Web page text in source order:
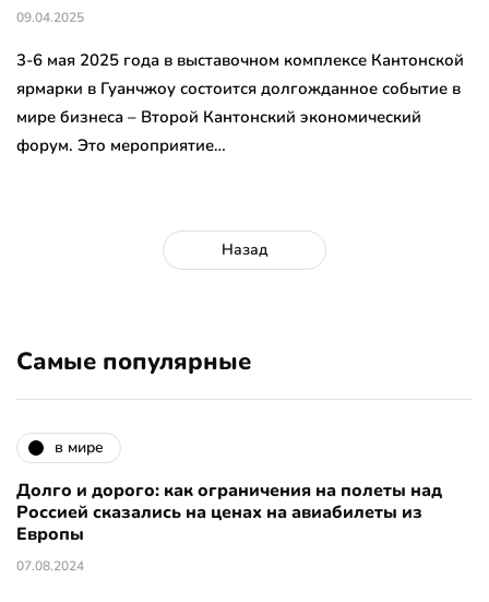
09.04.2025
3-6 мая 2025 года в выставочном комплексе Кантонской
ярмарки в Гуанчжоу состоится долгожданное событие в
мире бизнеса – Второй Кантонский экономический
форум. Это мероприятие…
Назад
Самые популярные
в мире
Долго и дорого: как ограничения на полеты над
Россией сказались на ценах на авиабилеты из
Европы
07.08.2024